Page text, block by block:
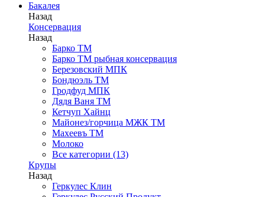
Бакалея
Назад
Консервация
Назад
Барко ТМ
Барко ТМ рыбная консервация
Березовский МПК
Бондюэль ТМ
Гродфуд МПК
Дядя Ваня ТМ
Кетчуп Хайнц
Майонез/горчица МЖК ТМ
Махеевъ ТМ
Молоко
Все категории (13)
Крупы
Назад
Геркулес Клин